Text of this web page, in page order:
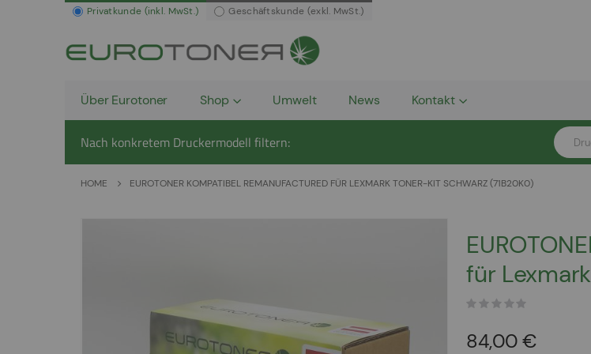
Privatkunde (inkl. MwSt.) Geschäftskunde (exkl. MwSt.)
Über Eurotoner Shop Umwelt News Kontakt
Nach konkretem Druckermodell filtern:
HOME EUROTONER KOMPATIBEL REMANUFACTURED FÜR LEXMARK TONER-KIT SCHWARZ (71B20K0)
für
84,00 €